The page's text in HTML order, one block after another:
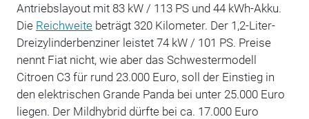
Antriebslayout mit 83 kW / 113 PS und 44 kWh-Akku.
Die Reichweitebeträgt 320 Kilometer. Der 1,2-Liter-
Dreizylinderbenziner leistet 74 kW / 101 PS. Preise
nennt Fiat nicht, wie aber das Schwestermodell
Citroen C3 für rund 23.000 Euro, soll der Einstieg in
den elektrischen Grande Panda bei unter 25.000 Euro
liegen. Der Mildhybrid dürfte bei ca. 17.000 Euro